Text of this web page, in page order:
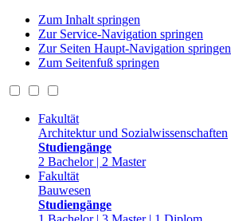
Zum Inhalt springen
Zur Service-Navigation springen
Zur Seiten Haupt-Navigation springen
Zum Seitenfuß springen
Fakultät
Architektur und Sozialwissenschaften
Studiengänge
2 Bachelor | 2 Master
Fakultät
Bauwesen
Studiengänge